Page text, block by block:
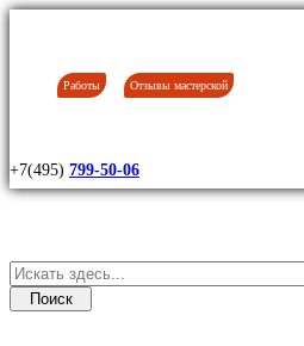
Работы Отзывы мастерской
+7(495) 799-50-06